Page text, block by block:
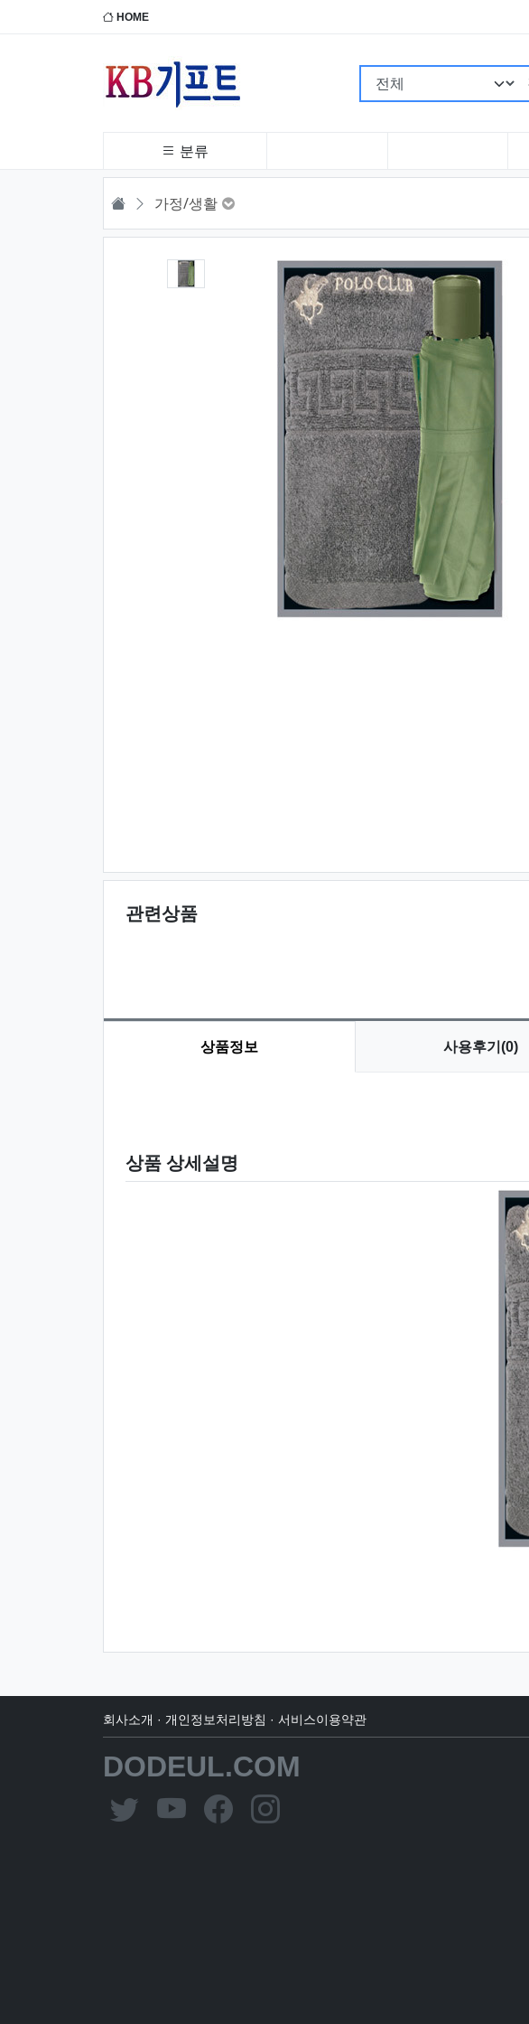
HOME
분류
HOME 가정/생활
1번째 이미지 새창
관련상품
상품정보 사용후기(0)
상품 상세설명
회사소개 · 개인정보처리방침 · 서비스이용약관
DODEUL.COM